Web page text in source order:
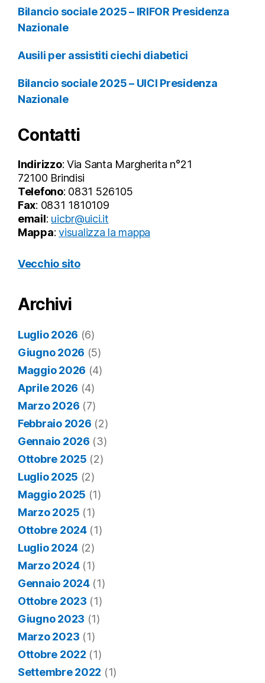
Bilancio sociale 2025 – IRIFOR Presidenza
Nazionale
Ausili per assistiti ciechi diabetici
Bilancio sociale 2025 – UICI Presidenza
Nazionale
Contatti
Indirizzo: Via Santa Margherita n°21
72100 Brindisi
Telefono: 0831 526105
Fax: 0831 1810109
email: uicbr@uici.it
Mappa:visualizza la mappa
Vecchio sito
Archivi
Luglio 2026 (6)
Giugno 2026 (5)
Maggio 2026 (4)
Aprile 2026 (4)
Marzo 2026 (7)
Febbraio 2026 (2)
Gennaio 2026 (3)
Ottobre 2025 (2)
Luglio 2025 (2)
Maggio 2025 (1)
Marzo 2025 (1)
Ottobre 2024(1)
Luglio 2024 (2)
Marzo 2024(1)
Gennaio 2024(1)
Ottobre 2023 (1)
Giugno 2023 (1)
Marzo 2023 (1)
Ottobre 2022 (1)
Settembre 2022 (1)